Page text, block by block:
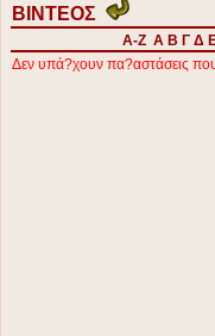
ΒΙΝΤΕΟΣ
A-Z Α Β Γ Δ
Δεν υπά?χουν πα?αστάσεις